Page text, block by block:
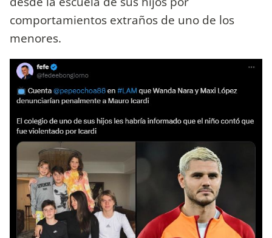
comportamientos extraños de uno de los
menores.